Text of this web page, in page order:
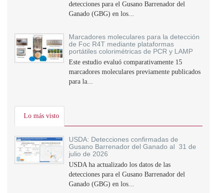
detecciones para el Gusano Barrenador del
Ganado (GBG) en los...
Marcadores moleculares para la detección
de Foc R4T mediante plataformas
portátiles colorimétricas de PCR y LAMP
Este estudio evaluó comparativamente 15
marcadores moleculares previamente publicados
para la...
Lo más visto
USDA: Detecciones confirmadas de
Gusano Barrenador del Ganado al 31 de
julio de 2026
USDA ha actualizado los datos de las
detecciones para el Gusano Barrenador del
Ganado (GBG) en los...